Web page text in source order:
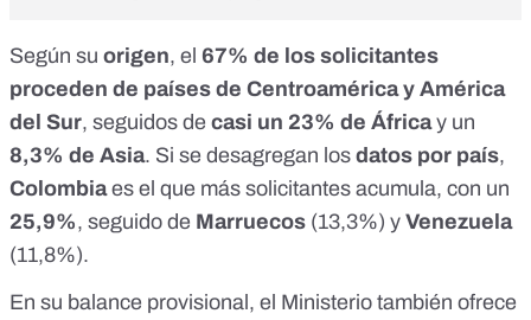
Según su origen, el 67% de los solicitantes
proceden de países de Centroamérica y América
del Sur, seguidos de casi un 23% de Áfricay un
8,3% de Asia. Si se desagregan los datos por país,
Colombiaes el que más solicitantes acumula, con un
25,9%, seguido de Marruecos (13,3%) y Venezuela
(11,8%).
En su balance provisional, el Ministerio también ofrece